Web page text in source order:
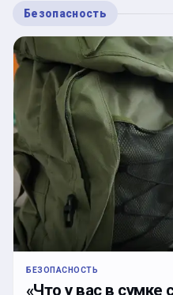
Безопасность
БЕЗОПАСНОСТЬ
«Что у вас в сумке